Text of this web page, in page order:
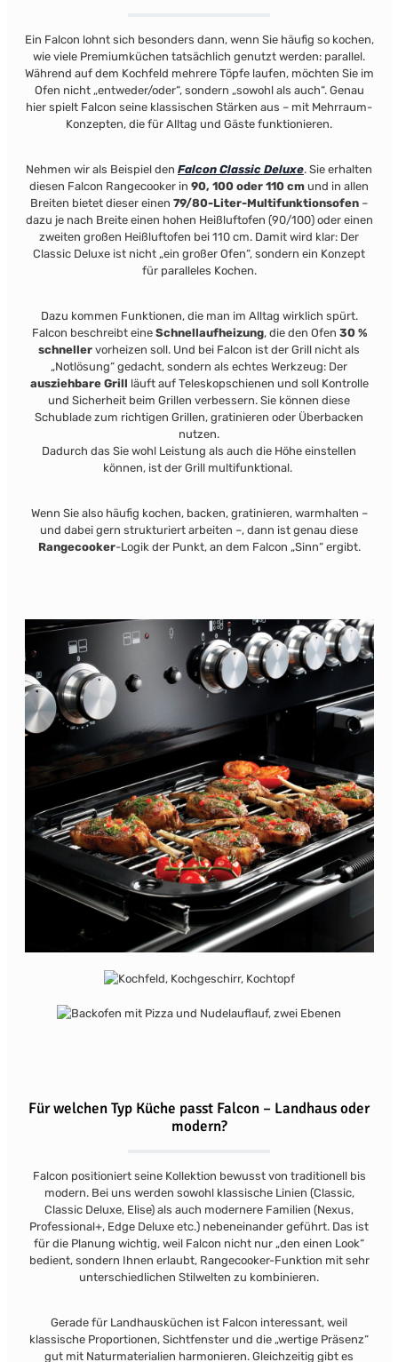
Ein Falcon lohnt sich besonders dann, wenn Sie häufig so kochen,
wie viele Premiumküchen tatsächlich genutzt werden: parallel.
Während auf dem Kochfeld mehrere Töpfe laufen, möchten Sie im
Ofen nicht „entweder/oder“, sondern „sowohl als auch“. Genau
hier spielt Falcon seine klassischen Stärken aus – mit Mehrraum-
Konzepten, die für Alltag und Gäste funktionieren.
Nehmen wir als Beispiel den Falcon Classic Deluxe. Sie erhalten
diesen Falcon Rangecooker in 90, 100 oder 110 cm und in allen
Breiten bietet dieser einen 79/80-Liter-Multifunktionsofen –
dazu je nach Breite einen hohen Heißluftofen (90/100) oder einen
zweiten großen Heißluftofen bei 110 cm. Damit wird klar: Der
Classic Deluxe ist nicht „ein großer Ofen“, sondern ein Konzept
für paralleles Kochen.
Dazu kommen Funktionen, die man im Alltag wirklich spürt.
Falcon beschreibt eine Schnellaufheizung, die den Ofen 30 %
schneller vorheizen soll. Und bei Falcon ist der Grill nicht als
„Notlösung“ gedacht, sondern als echtes Werkzeug: Der
ausziehbare Grill läuft auf Teleskopschienen und soll Kontrolle
und Sicherheit beim Grillen verbessern. Sie können diese
Schublade zum richtigen Grillen, gratinieren oder Überbacken
nutzen.
Dadurch das Sie wohl Leistung als auch die Höhe einstellen
können, ist der Grill multifunktional.
Wenn Sie also häufig kochen, backen, gratinieren, warmhalten –
und dabei gern strukturiert arbeiten –, dann ist genau diese
Rangecooker-Logik der Punkt, an dem Falcon „Sinn“ ergibt.
Für welchen Typ Küche passt Falcon – Landhaus oder
modern?
Falcon positioniert seine Kollektion bewusst von traditionell bis
modern. Bei uns werden sowohl klassische Linien (Classic,
Classic Deluxe, Elise) als auch modernere Familien (Nexus,
Professional+, Edge Deluxe etc.) nebeneinander geführt. Das ist
für die Planung wichtig, weil Falcon nicht nur „den einen Look“
bedient, sondern Ihnen erlaubt, Rangecooker-Funktion mit sehr
unterschiedlichen Stilwelten zu kombinieren.
Gerade für Landhausküchen ist Falcon interessant, weil
klassische Proportionen, Sichtfenster und die „wertige Präsenz“
gut mit Naturmaterialien harmonieren. Gleichzeitig gibt es